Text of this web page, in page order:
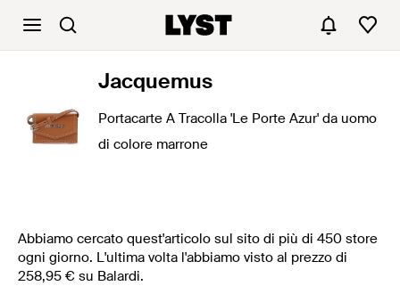
Jacquemus
Portacarte A Tracolla 'Le Porte Azur' da uomo
di colore marrone
Abbiamo cercato quest'articolo sul sito di più di 450 store
ogni giorno. L'ultima volta l'abbiamo visto al prezzo di
258,95 € su Balardi.